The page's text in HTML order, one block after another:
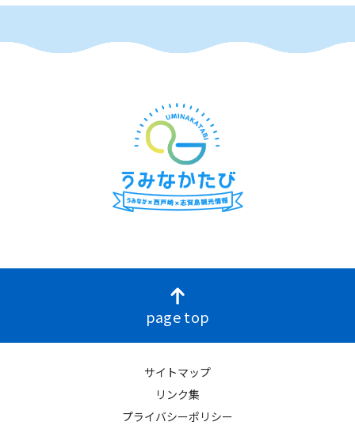
page top
サイトマップ
リンク集
プライバシーポリシー